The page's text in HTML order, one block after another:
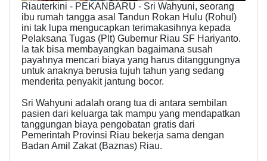
Riauterkini - PEKANBARU - Sri Wahyuni, seorang
ibu rumah tangga asal Tandun Rokan Hulu (Rohul)
ini tak lupa mengucapkan terimakasihnya kepada
Pelaksana Tugas (Plt) Gubernur Riau SF Hariyanto.
Ia tak bisa membayangkan bagaimana susah
payahnya mencari biaya yang harus ditanggungnya
untuk anaknya berusia tujuh tahun yang sedang
menderita penyakit jantung bocor.
Sri Wahyuni adalah orang tua di antara sembilan
pasien dari keluarga tak mampu yang mendapatkan
tanggungan biaya pengobatan gratis dari
Pemerintah Provinsi Riau bekerja sama dengan
Badan Amil Zakat (Baznas) Riau.